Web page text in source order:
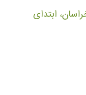
ابتدای